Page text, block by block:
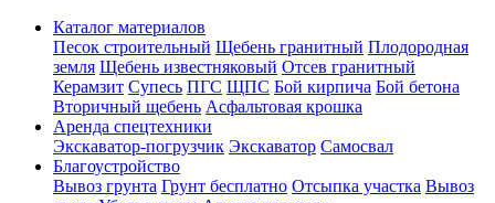
Каталог материалов
Песок строительный Щебень гранитный Плодородная
земля Щебень известняковый Отсев гранитный
Керамзит Супесь ПГС ЩПС Бой кирпича Бой бетона
Вторичный щебень Асфальтовая крошка
Аренда спецтехники
Экскаватор-погрузчик Экскаватор Самосвал
Благоустройство
Вывоз грунта Грунт бесплатно Отсыпка участка Вывоз